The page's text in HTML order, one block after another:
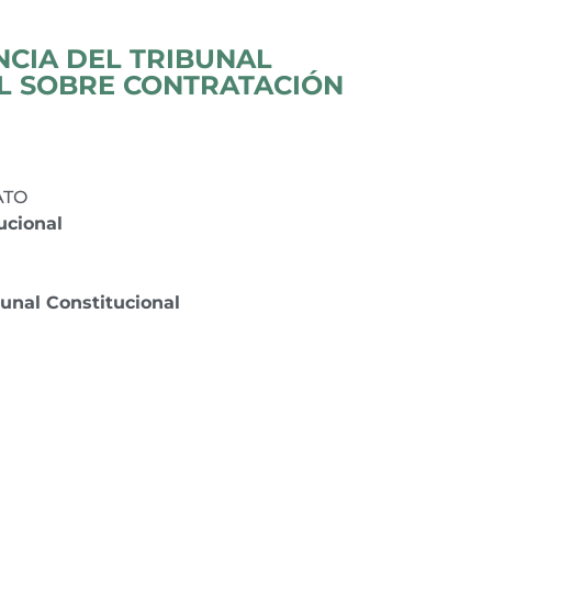
DEL TRIBUNAL
SOBRE CONTRATACIÓN
Constitucional